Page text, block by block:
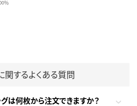
％
関するよくある質問
は何枚から注文できますか？